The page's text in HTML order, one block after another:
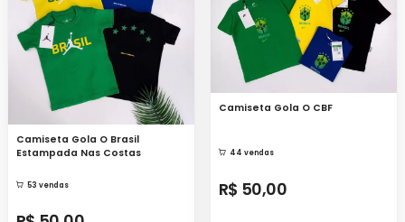
Camiseta Gola O Brasil
Estampada Nas Costas
53 vendas
Camiseta Gola O CBF
44 vendas
R$ 50,00